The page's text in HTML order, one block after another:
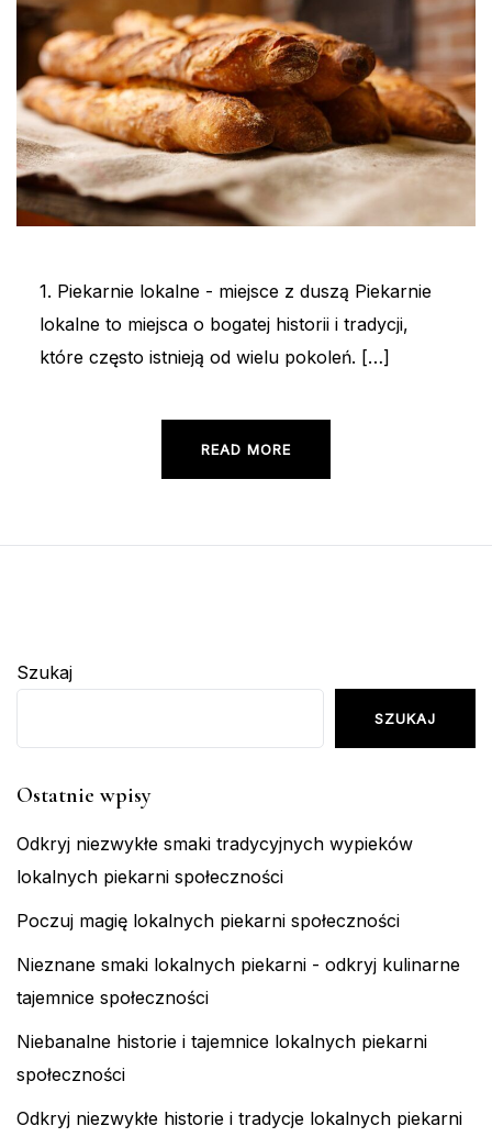
1. Piekarnie lokalne - miejsce z duszą Piekarnie
lokalne to miejsca o bogatej historii i tradycji,
które często istnieją od wielu pokoleń. […]
READ MORE
Szukaj
SZUKAJ
Ostatnie wpisy
Odkryj niezwykłe smaki tradycyjnych wypieków
lokalnych piekarni społeczności
Poczuj magię lokalnych piekarni społeczności
Nieznane smaki lokalnych piekarni - odkryj kulinarne
tajemnice społeczności
Niebanalne historie i tajemnice lokalnych piekarni
społeczności
Odkryj niezwykłe historie i tradycje lokalnych piekarni